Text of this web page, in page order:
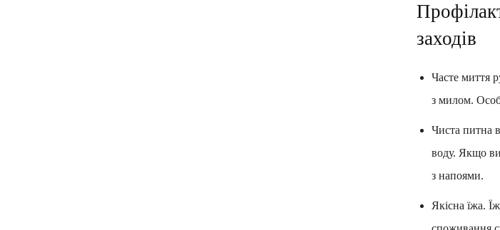
заходів
Часте миття
з милом.
Чиста питна
воду. Якщо ви
з напоями.
Якісна їжа.